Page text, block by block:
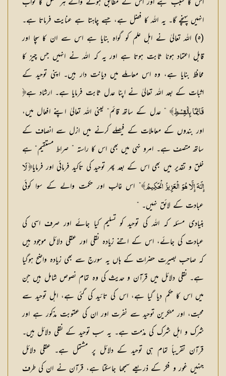
انہیں پہنچے گا۔ یہ اللہ کا فضل ہے، جسے چاہتا ہے عنایت فرماتا ہے۔
(٥) اللہ تعالیٰ نے اہل علم کو گواہ بنایا ہے اس سے ان کا سچا اور
قابل اعتماد ہونا ثابت ہوتا ہے اور یہ کہ اللہ نے انہیں جس چیز کا
محافظ بنایا ہے، وہ اس معاملے میں دیانت دار ہیں۔ اپنی توحید کے
اثبات کے بعد اللہ تعالیٰ نے اپنا عدل ثابت فرمایا ہے۔ ارشاد ہے﴿
قَائِمًا بِالْقِسْطِ﴾ ” عدل کے ساتھ قائم“ یعنی اللہ تعالیٰ اپنے افعال میں،
اور بندوں کے معاملات کے فیصلے کرنے میں ازل سے انصاف کے
ساتھ متصف ہے۔ امرو نہی میں بھی اس کا راستہ ” صراط مستقیم“ ہے
خلق و تقدیر میں بھی اس کے بعد پھر توحید کی تاکید فرمائی اور فرمایا﴿ لَا
إِلَـٰهَ إِلَّا هُوَ الْعَزِيزُ الْحَكِيمُ﴾” اس غالب اور حکمت والے کے سوا کوئی
عبادت کے لائق نہیں۔ “
بنیادی مسئلہ کہ اللہ کی توحید کو تسلیم کیا جائے اور صرف اسی کی
عبادت کی جائے، اس کے اتنے زیادہ نقلی اور عقلی دلائل موجود ہیں
کہ صاحب بصیرت حضرات کے ہاں یہ سورج سے بھی زیادہ واضح ہوگیا
ہے۔ نقلی دلائل میں قرآن و حدیث کی وہ تمام نصوص شامل ہیں جن
میں اس کا حکم دیا گیا ہے، اس کی تائید کی گئی ہے، اہل توحید سے
محبت، اور منکرین توحید سے نفرت اور ان کی عقوبت مذکور ہے اور
شرک و اہل شرک کی مذمت ہے۔ یہ سب توحید کے نقلی دلائل ہیں۔
قرآن تقریباً تمام ہی توحید کے دلائل پر مشتمل ہے۔ عقلی دلائل
جنہیں غور و فکر کے ذریعے سمجھا جاسکتا ہے، قرآن نے ان کی طرف